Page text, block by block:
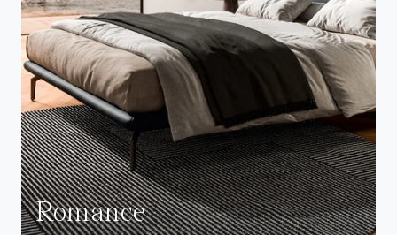
Romance